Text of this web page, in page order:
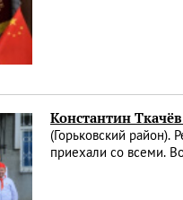
Константин
(Горьковский район).
приехали со всеми.